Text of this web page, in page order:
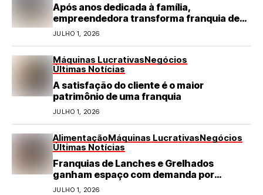
Após anos dedicada à família,
empreendedora transforma franquia de
turismo em negócio de destaque no RN
JULHO 1, 2026
Máquinas LucrativasNegócios
Últimas Notícias
A satisfação do cliente é o maior
patrimônio de uma franquia
JULHO 1, 2026
AlimentaçãoMáquinas LucrativasNegócios
Últimas Notícias
Franquias de Lanches e Grelhados
ganham espaço com demanda por
refeições rápidas e de qualidade
JULHO 1, 2026